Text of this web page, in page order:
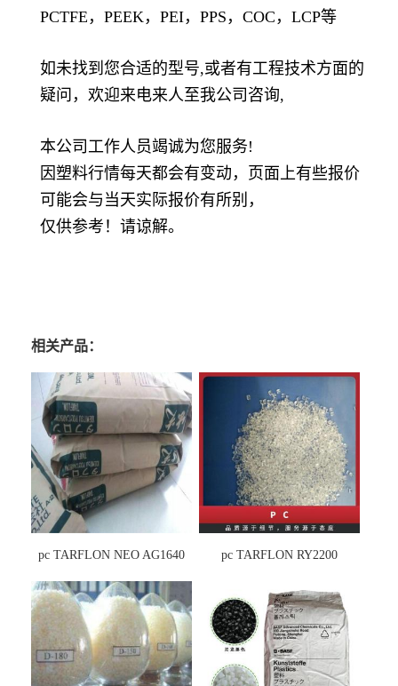
PCTFE，PEEK，PEI，PPS，COC，LCP等
如未找到您合适的型号,或者有工程技术方面的
疑问，欢迎来电来人至我公司咨询,
本公司工作人员竭诚为您服务!
因塑料行情每天都会有变动，页面上有些报价
可能会与当天实际报价有所别，
仅供参考！请谅解。
相关产品：
pc TARFLON NEO AG1640 pc TARFLON RY2200